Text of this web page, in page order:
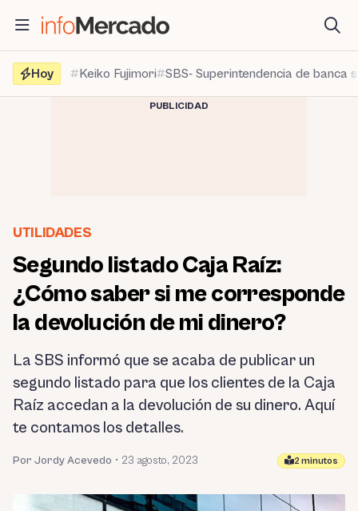
contenido
Hoy
Keiko Fujimori SBS- Superintendencia de banca
PUBLICIDAD
UTILIDADES
Segundo listado Caja Raíz:
¿Cómo saber si me corresponde
la devolución de mi dinero?
La SBS informó que se acaba de publicar un
segundo listado para que los clientes de la Caja
Raíz accedan a la devolución de su dinero. Aquí
te contamos los detalles.
Por Jordy Acevedo • 23 agosto, 2023 2 minutos